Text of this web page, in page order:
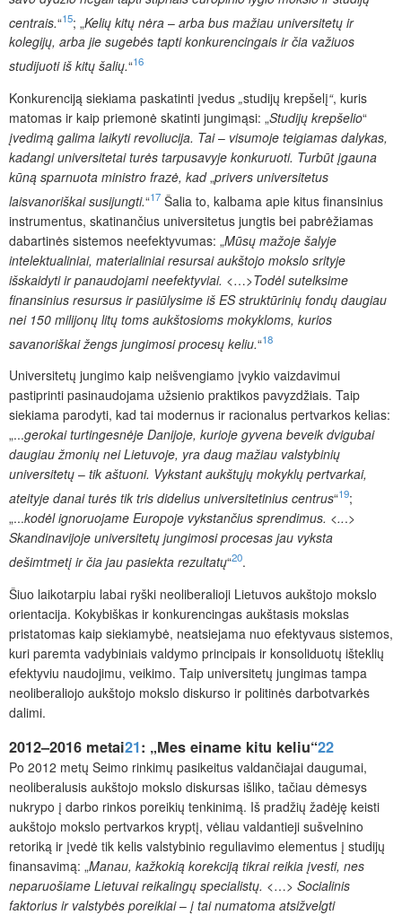
centrais.“15; „Kelių kitų nėra – arba bus mažiau universitetų ir
kolegijų, arba jie sugebės tapti konkurencingais ir čia važiuos
studijuoti iš kitų šalių.“16
Konkurenciją siekiama paskatinti įvedus „studijų krepšelį“, kuris
matomas ir kaip priemonė skatinti jungimąsi: „Studijų krepšelio“
įvedimą galima laikyti revoliucija. Tai– visumoje teigiamas dalykas,
kadangi universitetai turės tarpusavyje konkuruoti. Turbūt įgauna
kūną sparnuota ministro frazė, kad„privers universitetus
laisvanoriškai susijungti.“17 Šalia to, kalbama apie kitus finansinius
instrumentus, skatinančius universitetus jungtis bei pabrėžiamas
dabartinės sistemos neefektyvumas: „Mūsų mažoje šalyje
intelektualiniai, materialiniai resursai aukštojo mokslo srityje
išskaidyti ir panaudojami neefektyviai. <…>Todėl sutelksime
finansinius resursus ir pasiūlysime iš ES struktūrinių fondų daugiau
nei 150 milijonų litų toms aukštosioms mokykloms, kurios
savanoriškai žengs jungimosi procesų keliu.“18
Universitetų jungimo kaip neišvengiamo įvykio vaizdavimui
pastiprinti pasinaudojama užsienio praktikos pavyzdžiais. Taip
siekiama parodyti, kad tai modernus ir racionalus pertvarkos kelias:
„...gerokai turtingesnėje Danijoje, kurioje gyvena beveik dvigubai
daugiau žmonių nei Lietuvoje, yra daug mažiau valstybinių
universitetų – tik aštuoni. Vykstant aukštųjų mokyklų pertvarkai,
ateityje danai turės tik tris didelius universitetinius centrus“19;
„...kodėl ignoruojame Europoje vykstančius sprendimus. <...>
Skandinavijoje universitetų jungimosi procesas jau vyksta
dešimtmetį ir čia jau pasiekta rezultatų“20.
Šiuo laikotarpiu labai ryški neoliberalioji Lietuvos aukštojo mokslo
orientacija. Kokybiškas ir konkurencingas aukštasis mokslas
pristatomas kaip siekiamybė, neatsiejama nuo efektyvaus sistemos,
kuri paremta vadybiniais valdymo principais ir konsoliduotų išteklių
efektyviu naudojimu, veikimo. Taip universitetų jungimas tampa
neoliberaliojo aukštojo mokslo diskurso ir politinės darbotvarkės
dalimi.
2012–2016 metai21: „Mes einame kitu keliu“22
Po 2012 metų Seimo rinkimų pasikeitus valdančiajai daugumai,
neoliberalusis aukštojo mokslo diskursas išliko, tačiau dėmesys
nukrypo į darbo rinkos poreikių tenkinimą. Iš pradžių žadėję keisti
aukštojo mokslo pertvarkos kryptį, vėliau valdantieji sušvelnino
retoriką ir įvedė tik kelis valstybinio reguliavimo elementus į studijų
finansavimą: „Manau, kažkokią korekciją tikrai reikia įvesti, nes
neparuošiame Lietuvai reikalingų specialistų. <…> Socialinis
faktorius ir valstybės poreikiai– į tai numatoma atsižvelgti